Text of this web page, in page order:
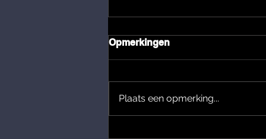
Opmerkingen
Plaats een opmerking...